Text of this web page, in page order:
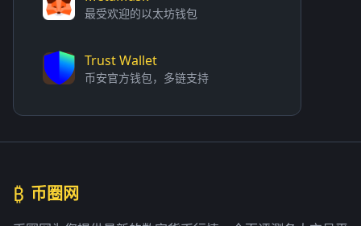
最受欢迎的以太坊钱包
Trust Wallet
币安官方钱包，多链支持
₿ 币圈网